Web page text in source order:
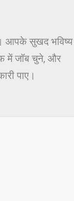
आपके सुखद भविष्य
में जॉब चुने, और
पाए।